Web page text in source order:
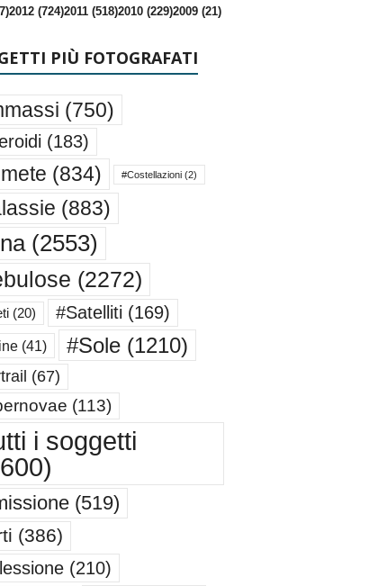
2012 (724)2011 (518)2010 (229)2009 (21)
PIÙ FOTOGRAFATI
(750)
(183)
(834) #Costellazioni(2)
(883)
(2553)
(2272)
(20) #Satelliti (169)
(41) #Sole(1210)
(67)
(113)
i soggetti
(519)
(386)
(210)